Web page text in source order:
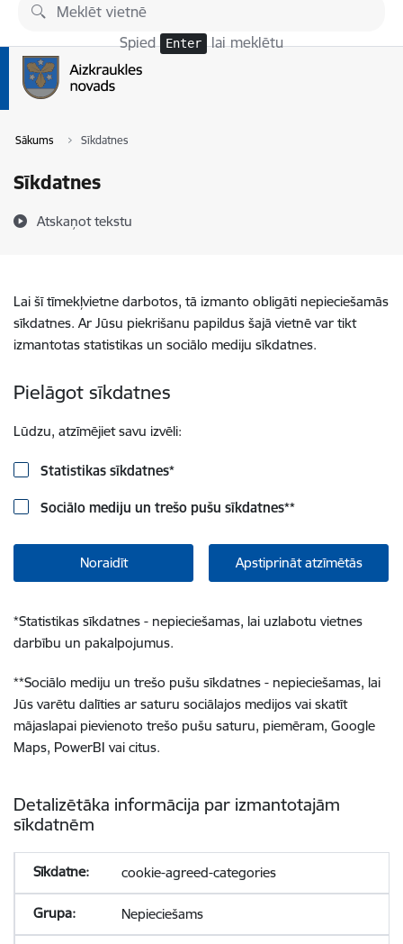
Pāriet uz lapas saturu
Spied Enter lai meklētu
Sākums Sīkdatnes
Sīkdatnes
Atskaņot tekstu
Lai šī tīmekļvietne darbotos, tā izmanto obligāti nepieciešamās
sīkdatnes. Ar Jūsu piekrišanu papildus šajā vietnē var tikt
izmantotas statistikas un sociālo mediju sīkdatnes.
Pielāgot sīkdatnes
Lūdzu, atzīmējiet savu izvēli:
Statistikas sīkdatnes*
Sociālo mediju un trešo pušu sīkdatnes**
Noraidīt Apstiprināt atzīmētās
*Statistikas sīkdatnes - nepieciešamas, lai uzlabotu vietnes
darbību un pakalpojumus.
**Sociālo mediju un trešo pušu sīkdatnes - nepieciešamas, lai
Jūs varētu dalīties ar saturu sociālajos medijos vai skatīt
mājaslapai pievienoto trešo pušu saturu, piemēram, Google
Maps, PowerBI vai citus.
Detalizētāka informācija par izmantotajām
sīkdatnēm
cookie-agreed-categories
Nepieciešams